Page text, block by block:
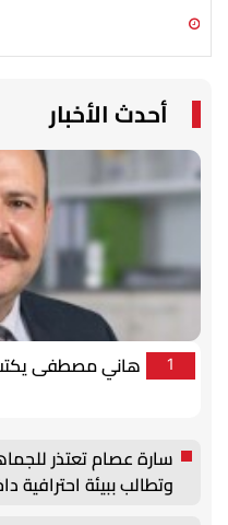
أحدث الأخبار
1 هاني مصطفى
سارة عصام تعتذر
وتطالب ببيئة